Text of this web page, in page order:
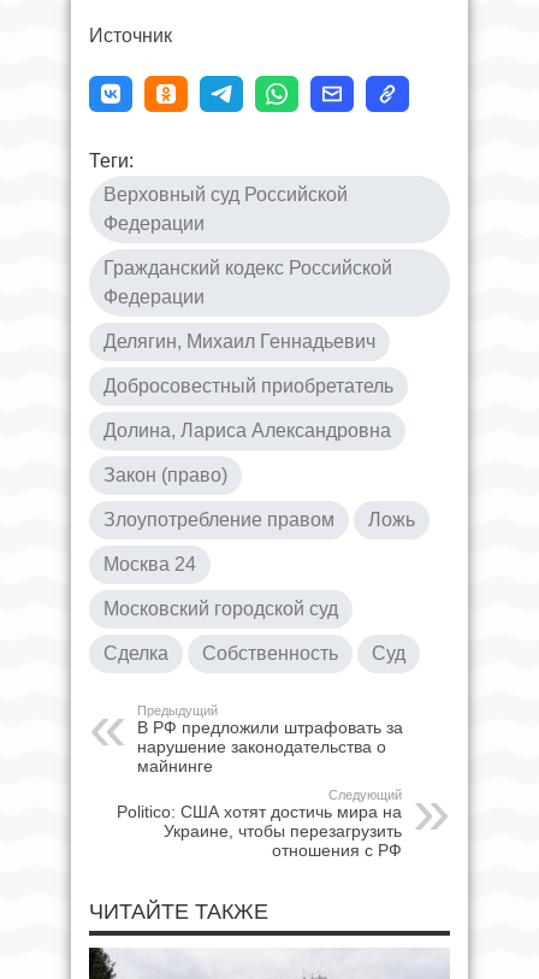
Источник
Теги:
Верховный суд Российской
Федерации
Гражданский кодекс Российской
Федерации
Делягин, Михаил Геннадьевич
Добросовестный приобретатель
Долина, Лариса Александровна
Закон (право)
Злоупотребление правом Ложь
Москва 24
Московский городской суд
Сделка Собственность Суд
Предыдущий
В РФ предложили штрафовать за
нарушение законодательства о
майнинге
Следующий
Politico: США хотят достичь мира на
Украине, чтобы перезагрузить
отношения с РФ
ЧИТАЙТЕ ТАКЖЕ